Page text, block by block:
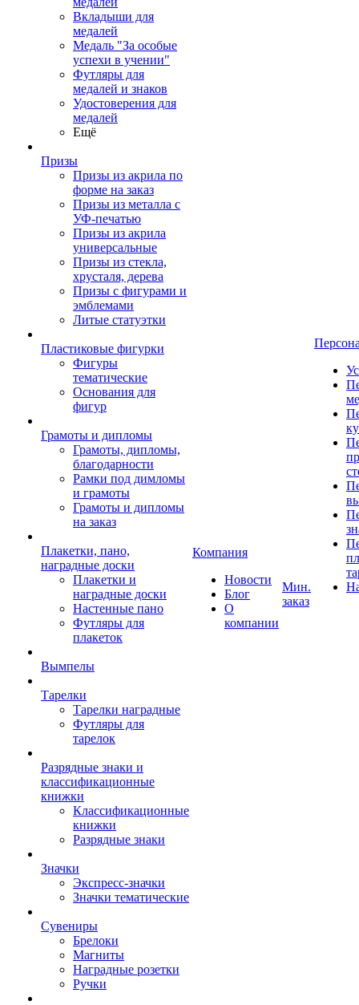
Вкладыши для
медалей
Медаль "За особые
успехи в учении"
Футляры для
медалей и знаков
Удостоверения для
медалей
Ещё
Призы
Призы из акрила по
форме на заказ
Призы из металла с
УФ-печатью
Призы из акрила
универсальные
Призы из стекла,
хрусталя, дерева
Призы с фигурами и
эмблемами
Литые статуэтки
Пластиковые фигурки
Фигуры
тематические
Основания для
фигур
Грамоты и дипломы
Грамоты, дипломы,
благодарности
Рамки под димломы
и грамоты
Грамоты и дипломы
на заказ
Плакетки, пано,
наградные доски
Плакетки и
наградные доски
Настенные пано
Футляры для
плакеток
Вымпелы
Тарелки
Тарелки наградные
Футляры для
тарелок
Разрядные знаки и
классификационные
книжки
Классификационные
книжки
Разрядные знаки
Значки
Экспресс-значки
Значки тематические
Сувениры
Брелоки
Магниты
Наградные розетки
Ручки
Компания
Новости
Блог
О
компании
Мин.
заказ